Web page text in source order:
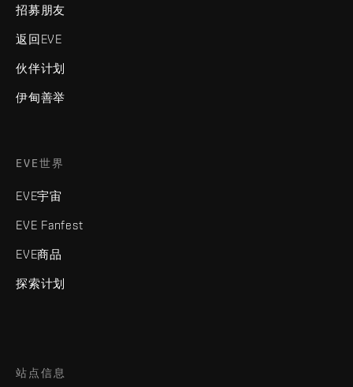
招募朋友
返回EVE
伙伴计划
伊甸善举
EVE世界
EVE宇宙
EVE Fanfest
EVE商品
探索计划
站点信息